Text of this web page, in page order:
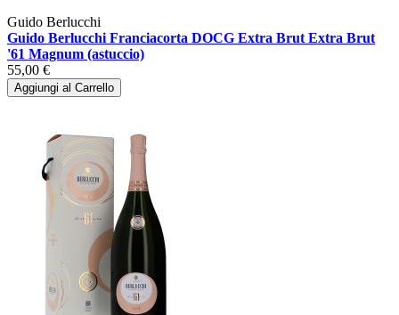
Guido Berlucchi
Guido Berlucchi Franciacorta DOCG Extra Brut Extra Brut
'61 Magnum (astuccio)
55,00 €
Aggiungi al Carrello